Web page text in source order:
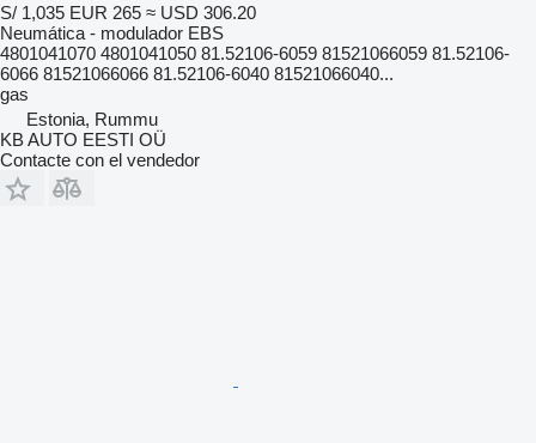
S/ 1,035 EUR 265 ≈ USD 306.20
Neumática - modulador EBS
4801041070 4801041050 81.52106-6059 81521066059 81.52106-
6066 81521066066 81.52106-6040 81521066040...
gas
Estonia, Rummu
KB AUTO EESTI OÜ
Contacte con el vendedor